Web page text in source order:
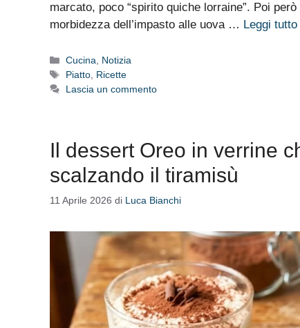
marcato, poco “spirito quiche lorraine”. Poi
morbidezza dell’impasto alle uova … Leggi tutto
Categorie
Cucina, Notizia
Tag
Piatto, Ricette
Lascia un commento
Il dessert Oreo in verrine
scalzando il tiramisù
11 Aprile 2026 di Luca Bianchi